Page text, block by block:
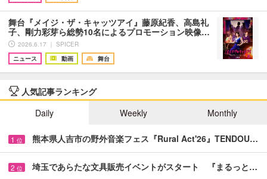
舞台『メイジ・ザ・キャッツアイ』藤原紀香、高島礼
子、剛力彩芽ら総勢10名によるプロモーション映像…
2026.6.17 ｜ SPICER
ニュース
動画 舞台
人気記事ランキング
Daily
Weekly Monthly
1 位 熊本県人吉市の野外音楽フェス『Rural Act'26』TENDOU…
2 位 埼玉であらたな文具販売イベントがスタート 『まるっと…